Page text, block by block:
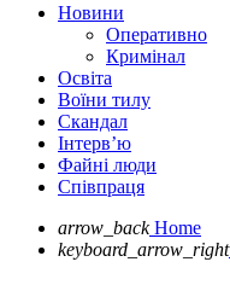
Новини
Оперативно
Кримінал
Освіта
Воїни тилу
Скандал
Інтерв’ю
Файні люди
Співпраця
arrow_back Home
keyboard_arrow_right